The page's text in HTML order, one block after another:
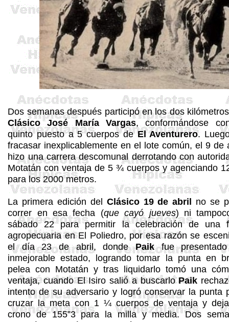
Dos semanas después participó en los dos
Clásico José María Vargas, conformándose
quinto puesto a 5 cuerpos deEl Aventurero.
fracasar inexplicablemente en el lote común, el 9 de
hizo una carrera descomunal derrotando con
Motatáncon ventaja de 5 ¾ cuerpos y agenciando
para los 2000 metros.
La primera edición del Clásico 19 de abril no se
correr en esa fecha (que cayó jueves) ni
sábado 22 para permitir la celebración de una
agropecuaria en El Poliedro, por esa razón se
el día 23 de abril, dondePaikfue
inmejorable estado, logrando tomar la punta en
pelea con Motatán y tras liquidarlo tomó una
ventaja, cuando ElIsiro salió a buscarloPaik
intento de su adversario y logró conservar la punta
cruzar la meta con 1 ¼ cuerpos de ventaja y
crono de 155”3 para la milla y media. Dos